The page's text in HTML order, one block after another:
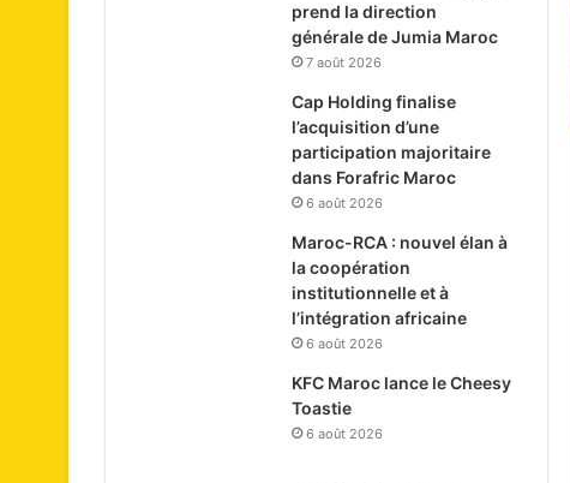
prend la direction
générale de Jumia Maroc
7 août 2026
Cap Holding finalise
l’acquisition d’une
participation majoritaire
dans Forafric Maroc
6 août 2026
Maroc-RCA : nouvel élan à
la coopération
institutionnelle et à
l’intégration africaine
6 août 2026
KFC Maroc lance le Cheesy
Toastie
6 août 2026